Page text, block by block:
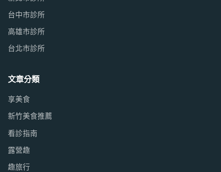
台中市診所
高雄市診所
台北市診所
文章分類
享美食
新竹美食推薦
看診指南
露營趣
趣旅行